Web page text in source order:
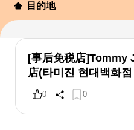
目的地
[事后免税店]Tommy
店(타미진 현대백화
0 0